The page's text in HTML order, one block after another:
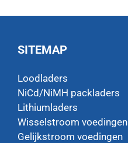
SITEMAP
Loodladers
NiCd/NiMH packladers
Lithiumladers
Wisselstroom voedingen
Gelijkstroom voedingen